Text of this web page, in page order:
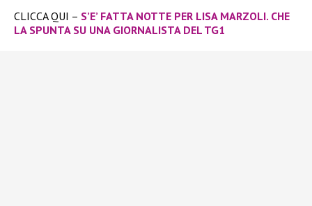
CLICCA QUI – S’E’ FATTA NOTTE PER LISA MARZOLI. CHE
LA SPUNTA SU UNA GIORNALISTA DEL TG1